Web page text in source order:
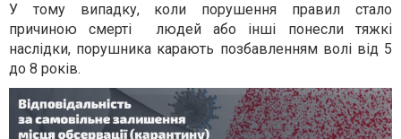
У тому випадку, коли порушення правил стало
причиною смерті людей або інші понесли тяжкі
наслідки, порушника карають позбавленням волі від 5
до 8 років.